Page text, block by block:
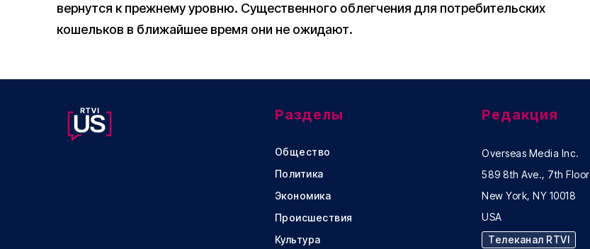
вернутся к прежнему уровню. Существенного облегчения для потребительских
кошельков в ближайшее время они не ожидают.
Разделы
Общество
Политика
Экономика
Происшествия
Культура
Редакция
Overseas Media Inc.
589 8th Ave., 7th Floor
New York, NY 10018
USA
Телеканал RTVI